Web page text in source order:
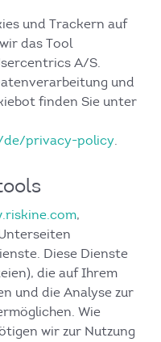
und Trackern auf
das Tool
A/S.
und
finden Sie unter
privacy-policy.
,
Diese Dienste
die auf Ihrem
und die Analyse zur
Wie
wir zur Nutzung